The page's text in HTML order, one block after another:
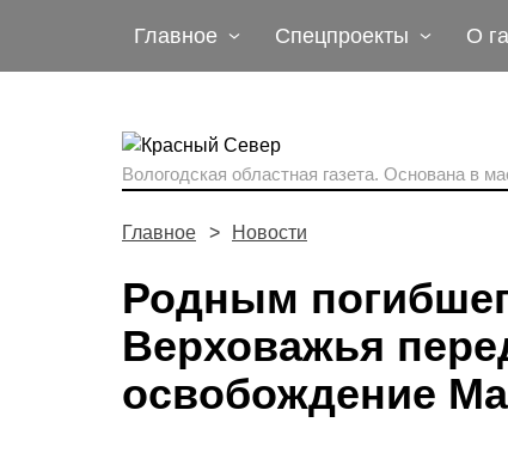
Главное Спецпроекты О
Вологодская областная газета. Основана в
Главное Новости
Родным
Верховажья
освобождение